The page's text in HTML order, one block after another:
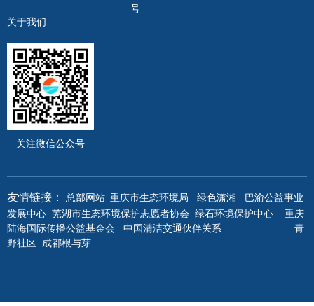
关于我们
号
关注微信公众号
友情链接： 总部网站 重庆市生态环境局 绿色潇湘
巴渝公益事业
发展中心 芜湖市生态环境保护志愿者协会 绿石环境保护中心
重庆
陆海国际传播公益基金会
中国清洁交通伙伴关系
青
野社区 成都根与芽